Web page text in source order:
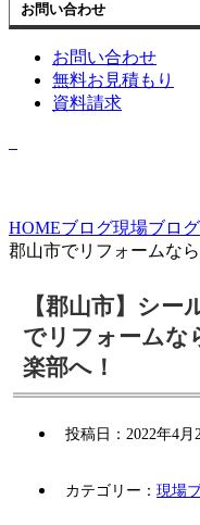
お問い合わせ
お問い合わせ
無料お見積もり
資料請求
HOMEブログ現場ブログ
郡山市でリフォームな
【郡山市】シ
でリフォームな
楽部へ！
投稿日： 2022年4月
カテゴリー： 現場